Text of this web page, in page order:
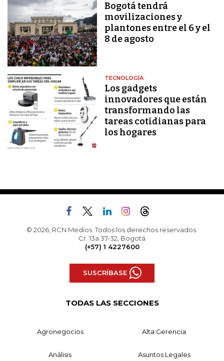
Bogotá tendrá
movilizaciones y
plantones entre el 6 y el
8 de agosto
TECNOLOGÍA
Los gadgets
innovadores que están
transformando las
tareas cotidianas para
los hogares
© 2026, RCN Medios. Todos los derechos reservados.
Cr. 13a 37-32, Bogotá
(+57) 1 4227600
SUSCRÍBASE
TODAS LAS SECCIONES
Agronegocios Alta Gerencia
Análisis Asuntos Legales